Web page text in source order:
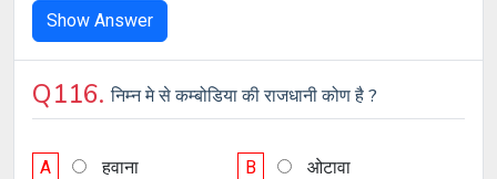
Show Answer
Q116.निम्न मे से कम्बोडिया की राजधानी कोण है ?
A हवाना B
ओटावा